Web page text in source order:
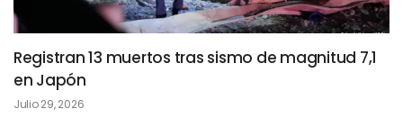
Registran 13 muertos tras sismo de magnitud 7,1
en Japón
Julio 29, 2026